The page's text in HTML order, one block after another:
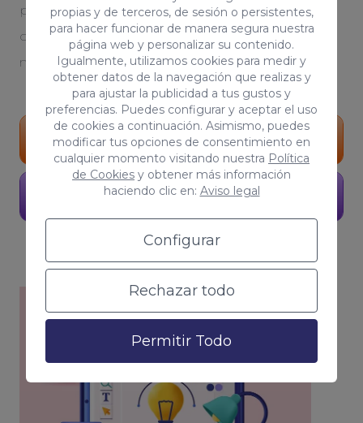
propias y de terceros, de sesión o persistentes,
para hacer funcionar de manera segura nuestra
página web y personalizar su contenido.
Igualmente, utilizamos cookies para medir y
obtener datos de la navegación que realizas y
para ajustar la publicidad a tus gustos y
preferencias. Puedes configurar y aceptar el uso
de cookies a continuación. Asimismo, puedes
modificar tus opciones de consentimiento en
cualquier momento visitando nuestra Política
de Cookies y obtener más información
haciendo clic en: Aviso legal
Configurar
Rechazar todo
Permitir Todo
personalizada. Serás testigo del crecimiento
orgánico de tu proyecto. Tú, eres parte de
nuestro equipo
Portfolio
Pide presupuesto